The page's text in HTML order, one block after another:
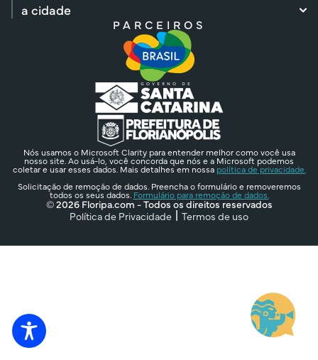
a cidade
PARCEIROS
Nós usamos o Microsoft Clarity para entender melhor como você usa
nosso site. Ao usá-lo, você concorda que nós e a Microsoft podemos
coletar e usar esses dados. Mais detalhes em nossa política de privacidade.
Solicitação de remoção de dados. Preencha o formulário e removeremos
todos os seus dados. Formulário para remoção de dados.
© 2026 Floripa.com - Todos os direitos reservados
Política de Privacidade
Termos de uso